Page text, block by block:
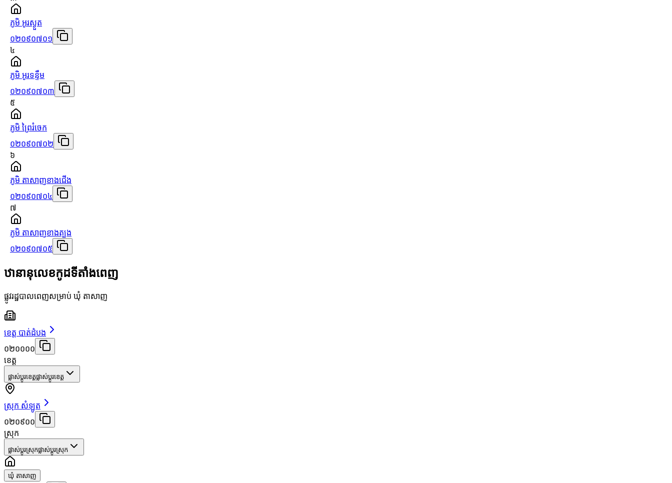
ភូមិ អូរស្ងួត
០២០៩០៧០១
៤
ភូមិ អូរទន្ទឹម
០២០៩០៧០៣
៥
ភូមិ ព្រៃរំចេក
០២០៩០៧០២
៦
ភូមិ តាសាញខាងជើង
០២០៩០៧០៤
៧
ភូមិ តាសាញខាងត្បូង
០២០៩០៧០៥
ឋានានុលេខកូដទីតាំងពេញ
ផ្លូវរដ្ឋបាលពេញសម្រាប់ ឃុំ តាសាញ
ខេត្ត បាត់ដំបង
០២០០០០
ខេត្ត
ផ្លាស់ប្តូរខេត្តផ្លាស់ប្តូរខេត្ត
ស្រុក សំឡូត
០២០៩០០
ស្រុក
ផ្លាស់ប្តូរស្រុកផ្លាស់ប្តូរស្រុក
ឃុំ តាសាញ